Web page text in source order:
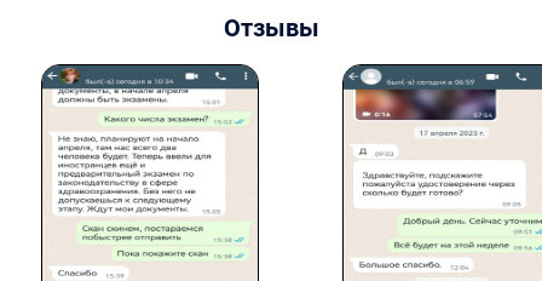
Отзывы